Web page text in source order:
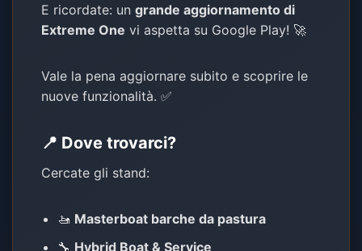
E ricordate: ungrande aggiornamento di
Extreme One vi aspetta su Google Play! 🚀
Vale la pena aggiornare subito e scoprire le
nuove funzionalità. ✅
📍 Dove trovarci?
Cercate gli stand:
🚤 Masterboat barche da pastura
🔧 Hybrid Boat & Service